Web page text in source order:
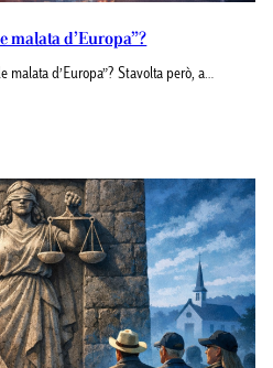
malata d’Europa”?
malata d’Europa”? Stavolta però, a…